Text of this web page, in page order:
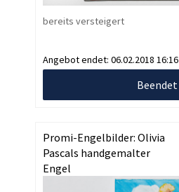
bereits versteigert
Angebot endet: 06.02.2018 16:16
Beendet
Promi-Engelbilder: Olivia
Pascals handgemalter
Engel